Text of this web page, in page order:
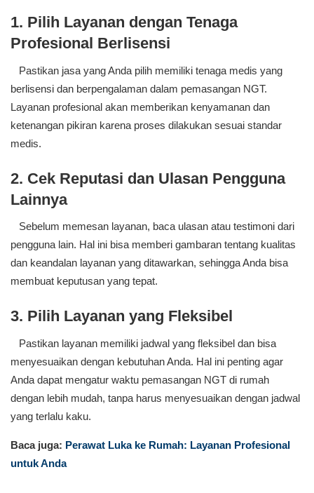
1. Pilih Layanan dengan Tenaga
Profesional Berlisensi
Pastikan jasa yang Anda pilih memiliki tenaga medis yang
berlisensi dan berpengalaman dalam pemasangan NGT.
Layanan profesional akan memberikan kenyamanan dan
ketenangan pikiran karena proses dilakukan sesuai standar
medis.
2. Cek Reputasi dan Ulasan Pengguna
Lainnya
Sebelum memesan layanan, baca ulasan atau testimoni dari
pengguna lain. Hal ini bisa memberi gambaran tentang kualitas
dan keandalan layanan yang ditawarkan, sehingga Anda bisa
membuat keputusan yang tepat.
3. Pilih Layanan yang Fleksibel
Pastikan layanan memiliki jadwal yang fleksibel dan bisa
menyesuaikan dengan kebutuhan Anda. Hal ini penting agar
Anda dapat mengatur waktu pemasangan NGT di rumah
dengan lebih mudah, tanpa harus menyesuaikan dengan jadwal
yang terlalu kaku.
Baca juga: Perawat Luka ke Rumah: Layanan Profesional
untuk Anda